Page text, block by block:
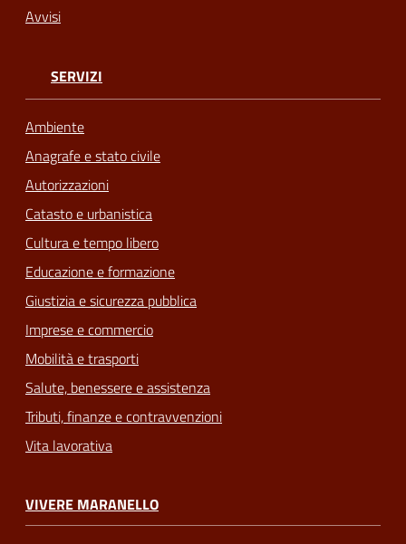
Avvisi
SERVIZI
Ambiente
Anagrafe e stato civile
Autorizzazioni
Catasto e urbanistica
Cultura e tempo libero
Educazione e formazione
Giustizia e sicurezza pubblica
Imprese e commercio
Mobilità e trasporti
Salute, benessere e assistenza
Tributi, finanze e contravvenzioni
Vita lavorativa
VIVERE MARANELLO